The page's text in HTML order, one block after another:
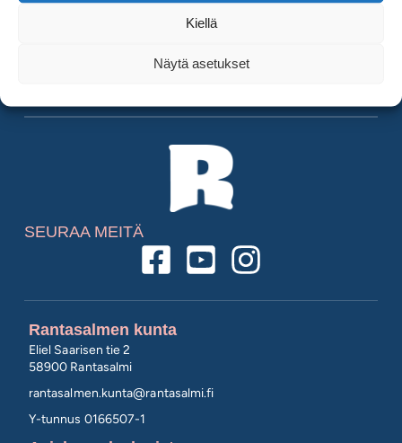
Kiellä
Näytä asetukset
Rantasalmen kunta
Eliel Saarisen tie 2
58900 Rantasalmi
rantasalmen.kunta@rantasalmi.fi
Y-tunnus 0166507-1
SEURAA MEITÄ